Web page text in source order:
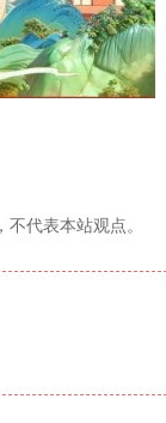
代表本站观点。